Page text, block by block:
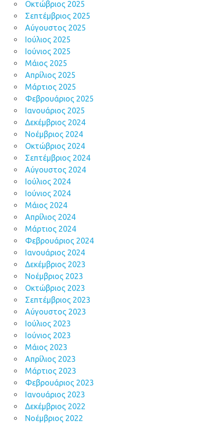
Οκτώβριος 2025
Σεπτέμβριος 2025
Αύγουστος 2025
Ιούλιος 2025
Ιούνιος 2025
Μάιος 2025
Απρίλιος 2025
Μάρτιος 2025
Φεβρουάριος 2025
Ιανουάριος 2025
Δεκέμβριος 2024
Νοέμβριος 2024
Οκτώβριος 2024
Σεπτέμβριος 2024
Αύγουστος 2024
Ιούλιος 2024
Ιούνιος 2024
Μάιος 2024
Απρίλιος 2024
Μάρτιος 2024
Φεβρουάριος 2024
Ιανουάριος 2024
Δεκέμβριος 2023
Νοέμβριος 2023
Οκτώβριος 2023
Σεπτέμβριος 2023
Αύγουστος 2023
Ιούλιος 2023
Ιούνιος 2023
Μάιος 2023
Απρίλιος 2023
Μάρτιος 2023
Φεβρουάριος 2023
Ιανουάριος 2023
Δεκέμβριος 2022
Νοέμβριος 2022